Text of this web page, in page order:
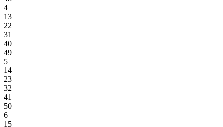
4
13
22
31
40
49
5
14
23
32
41
50
6
15